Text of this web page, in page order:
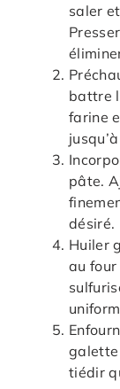
saler
battre
farine
pâte.
désiré.
Huiler
au
galette
tiédir